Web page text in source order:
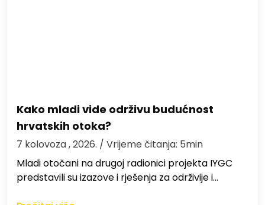
Kako mladi vide održivu budućnost
hrvatskih otoka?
7 kolovoza , 2026. / Vrijeme čitanja: 5min
Mladi otočani na drugoj radionici projekta IYGC
predstavili su izazove i rješenja za održivije i…